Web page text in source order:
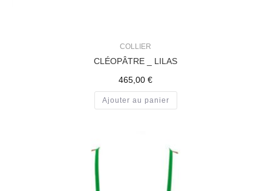
COLLIER
CLÉOPÂTRE _ LILAS
465,00 €
Ajouter au panier